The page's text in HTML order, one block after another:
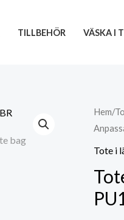
TILLBEHÖR VÄSKA I
Hem/
Tote i